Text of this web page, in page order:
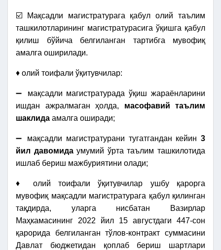
☑️ Мақсадли магистратурага қабул олий таълим
ташкилотларининг магистратурасига ўқишга қабул
қилиш бўйича белгиланган тартибга мувофиқ
амалга оширилади.
♦ олий тоифали ўқитувчилар:
➖ мақсадли магистратурада ўқиш жараёнларини
ишдан ажралмаган ҳолда, масофавий таълим
шаклида амалга оширади;
➖ мақсадли магистратурани тугатгандан кейин 3
йил давомидаумумий ўрта таълим ташкилотида
ишлаб бериш мажбуриятини олади;
♦ олий тоифали ўқитувчилар ушбу қарорга
мувофиқ мақсадли магистратурага қабул қилинган
тақдирда, уларга нисбатан Вазирлар
Маҳкамасининг 2022 йил 15 августдаги 447-сон
қарорида белгиланган тўлов-контракт суммасини
Давлат бюджетидан қоплаб бериш шартлари